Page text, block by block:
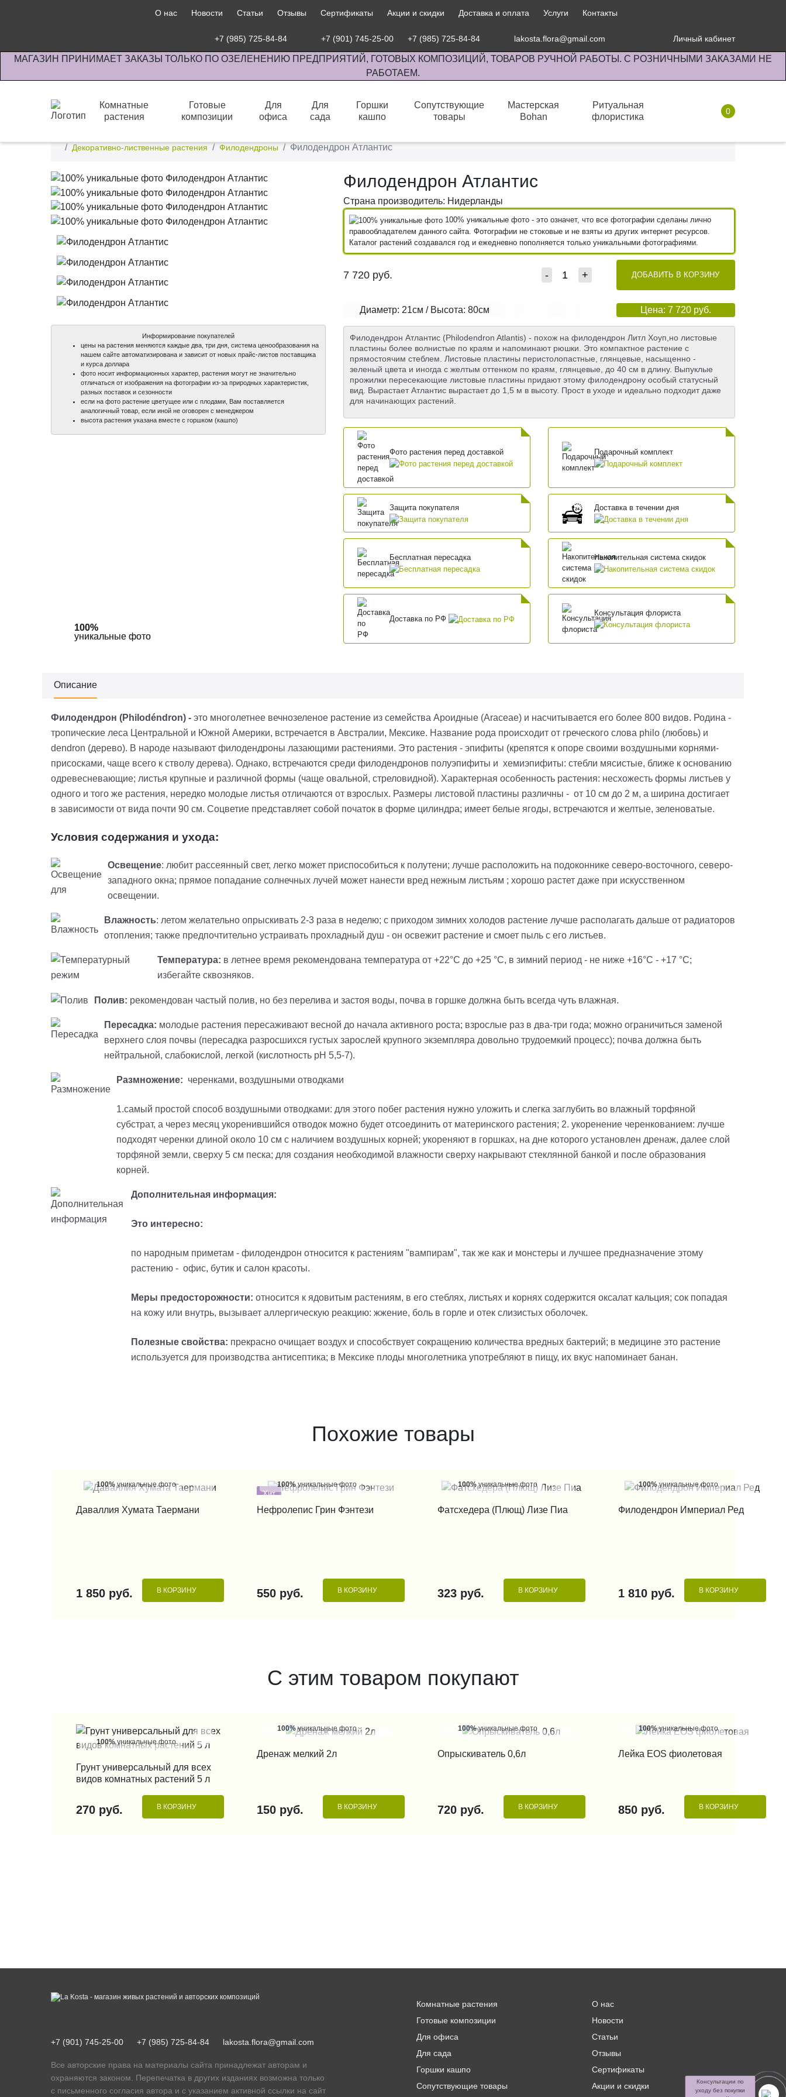
О нас Новости Статьи Отзывы Сертификаты Акции и скидки Доставка и оплата Услуги Контакты
+7 (985) 725-84-84 +7 (901) 745-25-00 +7 (985) 725-84-84 lakosta.flora@gmail.com Личный кабинет
МАГАЗИН ПРИНИМАЕТ ЗАКАЗЫ ТОЛЬКО ПО ОЗЕЛЕНЕНИЮ ПРЕДПРИЯТИЙ, ГОТОВЫХ КОМПОЗИЦИЙ, ТОВАРОВ РУЧНОЙ РАБОТЫ. С РОЗНИЧНЫМИ ЗАКАЗАМИ НЕ
РАБОТАЕМ.
Комнатные
растения
Готовые
композиции
Для
офиса
Для
сада
Горшки
кашпо
Сопутствующие
товары
Мастерская
Bohan
Ритуальная
флористика
0
Декоративно-лиственные растения
Филодендроны Филодендрон Атлантис
100%
уникальные фото
100%
уникальные фото
100%
уникальные фото
100%
уникальные фото
Информирование покупателей
цены на растения меняются каждые два, три дня, система ценообразования на
нашем сайте автоматизирована и зависит от новых прайс-листов поставщика
и курса доллара
фото носит информационных характер, растения могут не значительно
отличаться от изображения на фотографии из-за природных характеристик,
разных поставок и сезонности
если на фото растение цветущее или с плодами, Вам поставляется
аналогичный товар, если иной не оговорен с менеджером
высота растения указана вместе с горшком (кашпо)
Филодендрон Атлантис
Страна производитель: Нидерланды
100% уникальные фото - это означет, что все фотографии сделаны лично
правообладателем данного сайта. Фотографии не стоковые и не взяты из других интернет ресурсов.
Каталог растений создавался год и ежедневно пополняется только уникальными фотографиями.
7 720 руб. - + ДОБАВИТЬ В КОРЗИНУ
Диаметр: 21см / Высота: 80см Цена: 7 720 руб.
Филодендрон Атлантис (Philodendron Atlantis) - похож на филодендрон Литл Хоуп,но листовые
пластины более волнистые по краям и напоминают рюшки. Это компактное растение с
прямостоячим стеблем. Листовые пластины перистолопастные, глянцевые, насыщенно -
зеленый цвета и иногда с желтым оттенком по краям, глянцевые, до 40 см в длину. Выпуклые
прожилки пересекающие листовые пластины придают этому филодендрону особый статусный
вид. Вырастает Атлантис вырастает до 1,5 м в высоту. Прост в уходе и идеально подходит даже
для начинающих растений.
Фото растения перед доставкой Подарочный комплект
Защита покупателя Доставка в течении дня
Бесплатная пересадка Накопительная система скидок
Доставка по РФ
Консультация флориста
Описание
Филодендрон (Philodéndron) - это многолетнее вечнозеленое растение из семейства Ароидные (Araceae) и насчитывается его более 800 видов. Родина -
тропические леса Центральной и Южной Америки, встречается в Австралии, Мексике. Название рода происходит от греческого слова philo (любовь) и
dendron (дерево). В народе называют филодендроны лазающими растениями. Это растения - эпифиты (крепятся к опоре своими воздушными корнями-
присосками, чаще всего к стволу дерева). Однако, встречаются среди филодендронов полуэпифиты и хемиэпифиты: стебли мясистые, ближе к основанию
одревесневающие; листья крупные и различной формы (чаще овальной, стреловидной). Характерная особенность растения: несхожесть формы листьев у
одного и того же растения, нередко молодые листья отличаются от взрослых. Размеры листовой пластины различны - от 10 см до 2 м, а ширина достигает
в зависимости от вида почти 90 см. Соцветие представляет собой початок в форме цилиндра; имеет белые ягоды, встречаются и желтые, зеленоватые.
Условия содержания и ухода:
Освещение: любит рассеянный свет, легко может приспособиться к полутени; лучше расположить на подоконнике северо-восточного, северо-
западного окна; прямое попадание солнечных лучей может нанести вред нежным листьям ; хорошо растет даже при искусственном
освещении.
Влажность: летом желательно опрыскивать 2-3 раза в неделю; с приходом зимних холодов растение лучше располагать дальше от радиаторов
отопления; также предпочтительно устраивать прохладный душ - он освежит растение и смоет пыль с его листьев.
Температура: в летнее время рекомендована температура от +22°С до +25 °С, в зимний период - не ниже +16°С - +17 °С;
избегайте сквозняков.
Полив: рекомендован частый полив, но без перелива и застоя воды, почва в горшке должна быть всегда чуть влажная.
Пересадка: молодые растения пересаживают весной до начала активного роста; взрослые раз в два-три года; можно ограничиться заменой
верхнего слоя почвы (пересадка разросшихся густых зарослей крупного экземпляра довольно трудоемкий процесс); почва должна быть
нейтральной, слабокислой, легкой (кислотность pH 5,5-7).
Размножение: черенками, воздушными отводками
1.самый простой способ воздушными отводками: для этого побег растения нужно уложить и слегка заглубить во влажный торфяной
субстрат, а через месяц укоренившийся отводок можно будет отсоединить от материнского растения; 2. укоренение черенкованием: лучше
подходят черенки длиной около 10 см с наличием воздушных корней; укореняют в горшках, на дне которого установлен дренаж, далее слой
торфяной земли, сверху 5 см песка; для создания необходимой влажности сверху накрывают стеклянной банкой и после образования
корней.
Дополнительная информация:
Это интересно:
по народным приметам - филодендрон относится к растениям "вампирам", так же как и монстеры и лучшее предназначение этому
растению - офис, бутик и салон красоты.
Меры предосторожности: относится к ядовитым растениям, в его стеблях, листьях и корнях содержится оксалат кальция; сок попадая
на кожу или внутрь, вызывает аллергическую реакцию: жжение, боль в горле и отек слизистых оболочек.
Полезные свойства: прекрасно очищает воздух и способствует сокращению количества вредных бактерий; в медицине это растение
используется для производства антисептика; в Мексике плоды многолетника употребляют в пищу, их вкус напоминает банан.
Похожие товары
100%уникальные фото
Даваллия Хумата Таермани
1 850 руб. В КОРЗИНУ
Хит
100%уникальные фото
Нефролепис Грин Фэнтези
550 руб. В КОРЗИНУ
100%уникальные фото
Фатсхедера (Плющ) Лизе Пиа
323 руб. В КОРЗИНУ
100%уникальные фото
Филодендрон Империал Ред
1 810 руб. В КОРЗИНУ
С этим товаром покупают
100%уникальные фото
КУПИТЬ В 1 КЛИК
Грунт универсальный для всех
видов комнатных растений 5 л
270 руб. В КОРЗИНУ
100%уникальные фото
Дренаж мелкий 2л
150 руб. В КОРЗИНУ
100%уникальные фото
Опрыскиватель 0,6л
720 руб. В КОРЗИНУ
100%уникальные фото
Лейка EOS фиолетовая
850 руб. В КОРЗИНУ
+7 (901) 745-25-00 +7 (985) 725-84-84 lakosta.flora@gmail.com
Все авторские права на материалы сайта принадлежат авторам и
охраняются законом. Перепечатка в других изданиях возможна только
с письменного согласия автора и с указанием активной ссылки на сайт
Комнатные растения
Готовые композиции
Для офиса
Для сада
Горшки кашпо
Сопутствующие товары
О нас
Новости
Статьи
Отзывы
Сертификаты
Акции и скидки
Консультации по
уходу без покупки